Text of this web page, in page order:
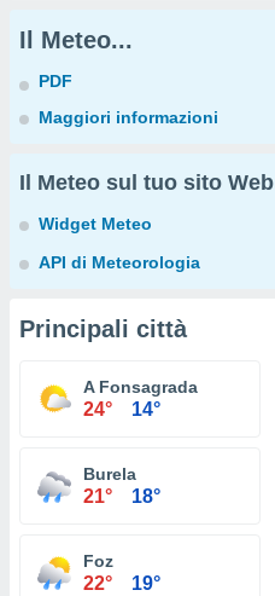
Il Meteo...
PDF
Maggiori informazioni
Il Meteo sul tuo sito Web
Widget Meteo
API di Meteorologia
Principali città
A Fonsagrada
24° 14°
Burela
21° 18°
Foz
22° 19°